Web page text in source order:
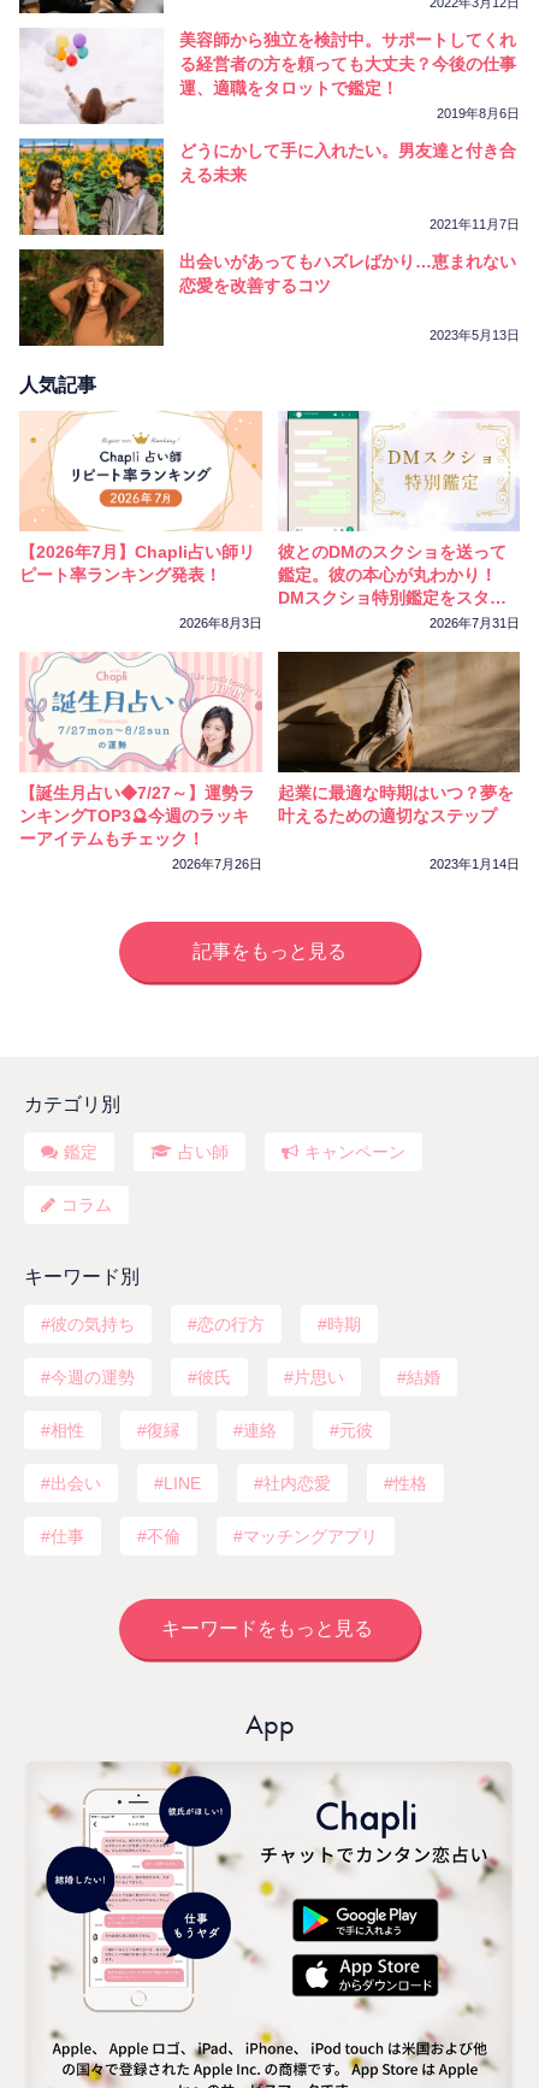
美容師から独立を検討中。サポートしてくれ
る経営者の方を頼っても大丈夫？今後の仕事
運、適職をタロットで鑑定！
2019年8月6日
どうにかして手に入れたい。男友達と付き合
える未来
2021年11月7日
出会いがあってもハズレばかり…恵まれない
恋愛を改善するコツ
2023年5月13日
人気記事
【2026年7月】Chapli占い師リ
ピート率ランキング発表！
2026年8月3日
彼とのDMのスクショを送って
鑑定。彼の本心が丸わかり！
DMスクショ特別鑑定をスター
2026年7月31日
【誕生月占い◆7/27～】運勢ラ
ンキングTOP3🔮今週のラッキ
ーアイテムもチェック！
2026年7月26日
起業に最適な時期はいつ？夢を
叶えるための適切なステップ
2023年1月14日
記事をもっと見る
カテゴリ別
鑑定 占い師 キャンペーン
コラム
キーワード別
彼の気持ち 恋の行方 時期
今週の運勢 彼氏 片思い 結婚
相性 復縁 連絡 元彼
出会い LINE 社内恋愛 性格
仕事 不倫 マッチングアプリ
キーワードをもっと見る
App